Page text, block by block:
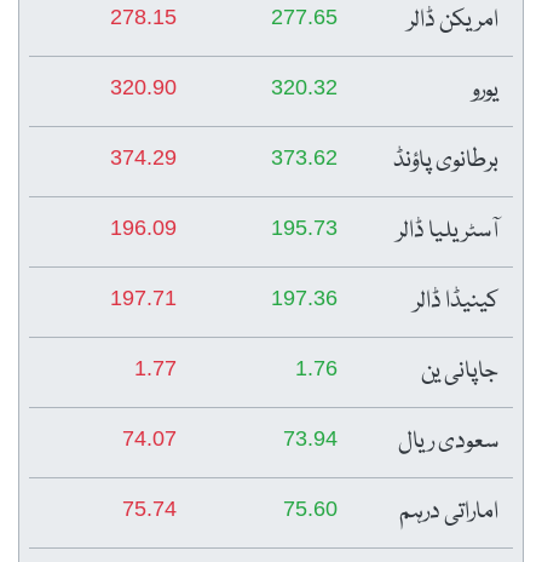
امریکن ڈالر 277.65
278.15
یورو 320.32
320.90
برطانوی پاؤنڈ 373.62
374.29
آسٹریلیا ڈالر 195.73
196.09
کینیڈا ڈالر 197.36
197.71
جاپانی ین 1.76
1.77
سعودی ریال 73.94
74.07
اماراتی درہم 75.60
75.74